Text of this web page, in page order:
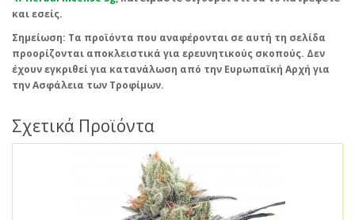
και εσείς.
Σημείωση: Τα προϊόντα που αναφέρονται σε αυτή τη σελίδα
προορίζονται αποκλειστικά για ερευνητικούς σκοπούς. Δεν
έχουν εγκριθεί για κατανάλωση από την Ευρωπαϊκή Αρχή για
την Ασφάλεια των Τροφίμων.
Σχετικά Προϊόντα